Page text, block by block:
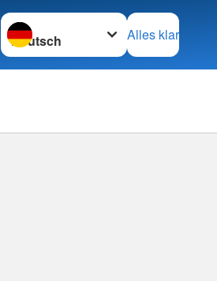
Sprache wechseln zu
Alles klar